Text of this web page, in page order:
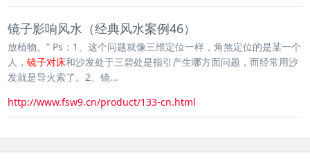
镜子影响风水（经典风水案例46）
放植物。” Ps：1、这个问题就像三维定位一样，角煞定位的是某一个
人， 镜子对床和沙发处于三碧处是指引产生哪方面问题，而经常用沙
发就是导火索了。2、镜...
http://www.fsw9.cn/product/133-cn.html